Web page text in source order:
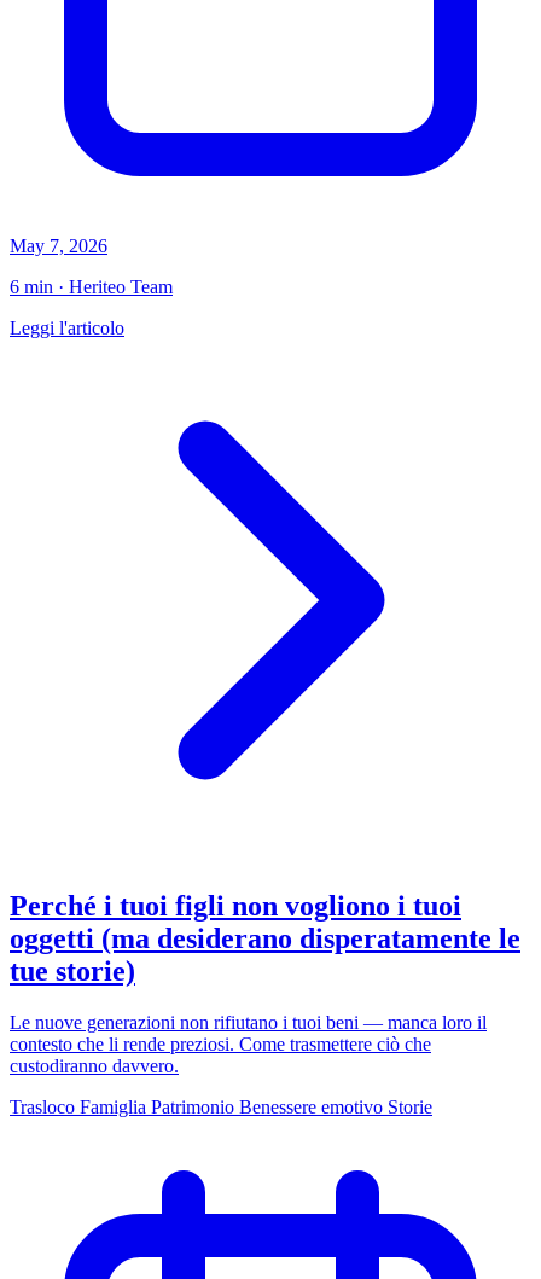
May 7, 2026
6 min · Heriteo Team
Leggi l'articolo
Perché i tuoi figli non vogliono i tuoi
oggetti (ma desiderano disperatamente le
tue storie)
Le nuove generazioni non rifiutano i tuoi beni — manca loro il
contesto che li rende preziosi. Come trasmettere ciò che
custodiranno davvero.
Trasloco Famiglia Patrimonio Benessere emotivo Storie